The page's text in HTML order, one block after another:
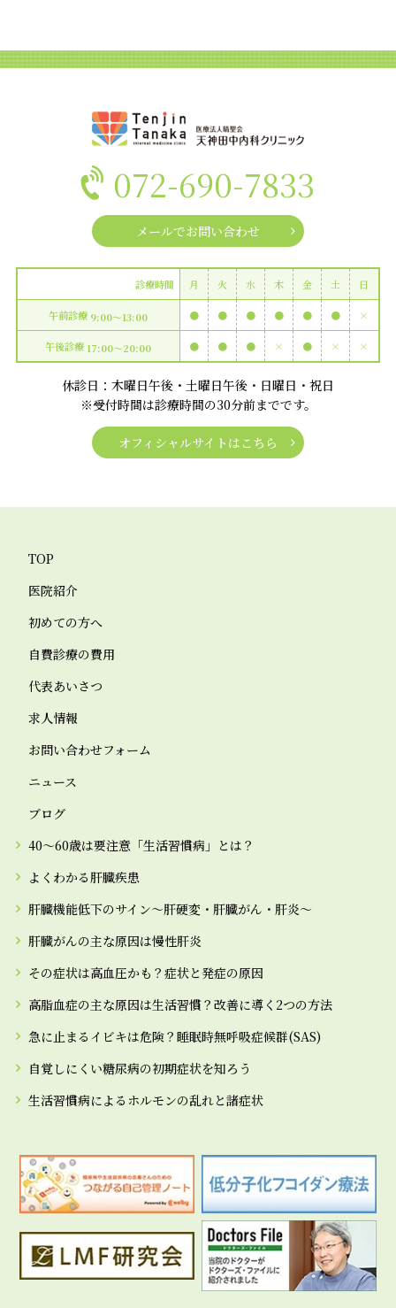
072-690-7833
メールでお問い合わせ
診療時間 月 火 水 木 金 土 日
午前診療 9:00〜13:00 ● ● ● ● ● ● ×
午後診療 17:00〜20:00 ● ● ● × ● × ×
休診日：木曜日午後・土曜日午後・日曜日・祝日
※受付時間は診療時間の30分前までです。
オフィシャルサイトはこちら
TOP
医院紹介
初めての方へ
自費診療の費用
代表あいさつ
求人情報
お問い合わせフォーム
ニュース
ブログ
40～60歳は要注意「生活習慣病」とは？
よくわかる肝臓疾患
肝臓機能低下のサイン～肝硬変・肝臓がん・肝炎～
肝臓がんの主な原因は慢性肝炎
その症状は高血圧かも？症状と発症の原因
高脂血症の主な原因は生活習慣？改善に導く2つの方法
急に止まるイビキは危険？睡眠時無呼吸症候群(SAS)
自覚しにくい糖尿病の初期症状を知ろう
生活習慣病によるホルモンの乱れと諸症状